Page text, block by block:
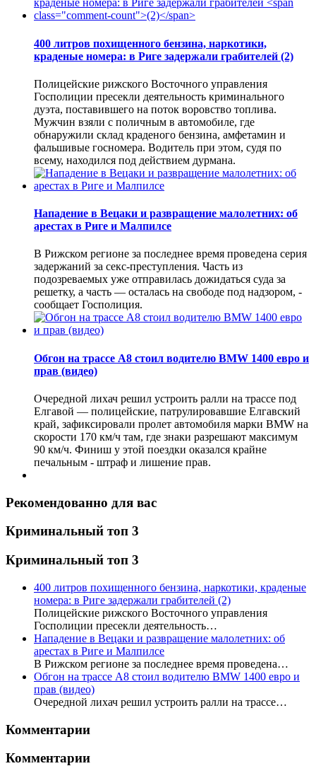
400 литров похищенного бензина, наркотики,
краденые номера: в Риге задержали грабителей (2)
Полицейские рижского Восточного управления
Госполиции пресекли деятельность криминального
дуэта, поставившего на поток воровство топлива.
Мужчин взяли с поличным в автомобиле, где
обнаружили склад краденого бензина, амфетамин и
фальшивые госномера. Водитель при этом, судя по
всему, находился под действием дурмана.
Нападение в Вецаки и развращение малолетних: об
арестах в Риге и Малпилсе
В Рижском регионе за последнее время проведена серия
задержаний за секс-преступления. Часть из
подозреваемых уже отправилась дожидаться суда за
решетку, а часть — осталась на свободе под надзором, -
сообщает Госполиция.
Обгон на трассе А8 стоил водителю BMW 1400 евро и
прав (видео)
Очередной лихач решил устроить ралли на трассе под
Елгавой — полицейские, патрулировавшие Елгавский
край, зафиксировали пролет автомобиля марки BMW на
скорости 170 км/ч там, где знаки разрешают максимум
90 км/ч. Финиш у этой поездки оказался крайне
печальным - штраф и лишение прав.
Рекомендованно для вас
Криминальный топ 3
Криминальный топ 3
400 литров похищенного бензина, наркотики, краденые
номера: в Риге задержали грабителей (2)
Полицейские рижского Восточного управления
Госполиции пресекли деятельность…
Нападение в Вецаки и развращение малолетних: об
арестах в Риге и Малпилсе
В Рижском регионе за последнее время проведена…
Обгон на трассе А8 стоил водителю BMW 1400 евро и
прав (видео)
Очередной лихач решил устроить ралли на трассе…
Комментарии
Комментарии